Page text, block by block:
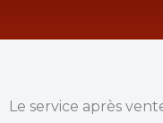
Le service après